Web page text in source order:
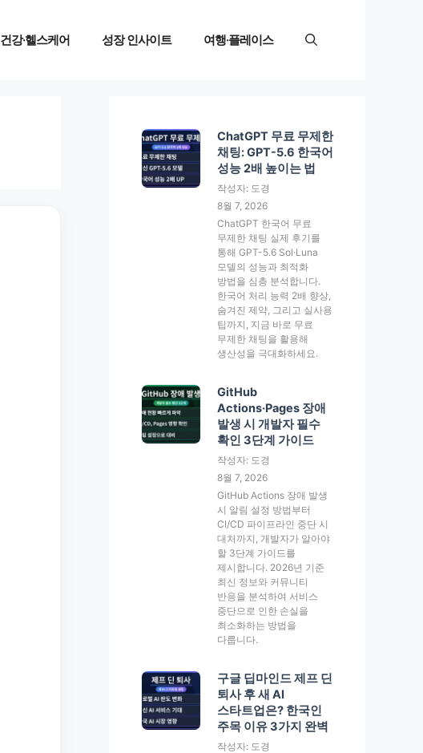
건강·헬스케어 성장 인사이트 여행·플레이스
ChatGPT 무료 무제한
채팅: GPT-5.6 한국어
성능 2배 높이는 법
작성자: 도경
8월 7, 2026
ChatGPT 한국어 무료
무제한 채팅 실제 후기를
통해 GPT-5.6 Sol·Luna
모델의 성능과 최적화
방법을 심층 분석합니다.
한국어 처리 능력 2배 향상,
숨겨진 제약, 그리고 실사용
팁까지, 지금 바로 무료
무제한 채팅을 활용해
생산성을 극대화하세요.
GitHub
Actions·Pages 장애
발생 시 개발자 필수
확인 3단계 가이드
작성자: 도경
8월 7, 2026
GitHub Actions 장애 발생
시 알림 설정 방법부터
CI/CD 파이프라인 중단 시
대처까지, 개발자가 알아야
할 3단계 가이드를
제시합니다. 2026년 기준
최신 정보와 커뮤니티
반응을 분석하여 서비스
중단으로 인한 손실을
최소화하는 방법을
다룹니다.
구글 딥마인드 제프 딘
퇴사 후 새 AI
스타트업은? 한국인
주목 이유 3가지 완벽
작성자: 도경